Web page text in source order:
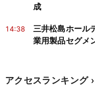
成
14:38
三井松島ホール
業用製品セグメ
アクセスランキング